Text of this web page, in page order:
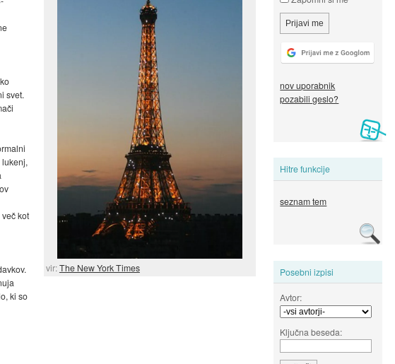
nov uporabnik
pozabili geslo?
Hitre funkcije
seznam tem
Posebni izpisi
Avtor:
Ključna beseda:
vir:The New York Times
svet.
kot
ki so